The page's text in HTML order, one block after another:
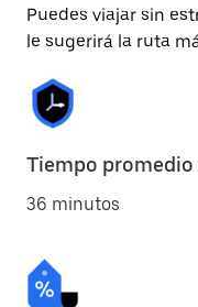
Puedes viajar sin
le sugerirá la ruta
Tiempo promedio
36 minutos